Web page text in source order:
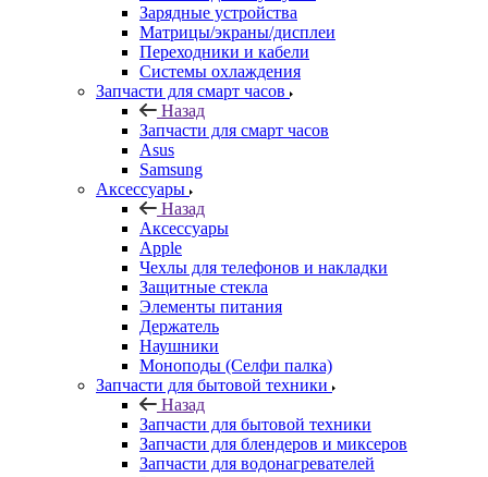
Зарядные устройства
Матрицы/экраны/дисплеи
Переходники и кабели
Системы охлаждения
Запчасти для смарт часов
Назад
Запчасти для смарт часов
Asus
Samsung
Аксессуары
Назад
Аксессуары
Apple
Чехлы для телефонов и накладки
Защитные стекла
Элементы питания
Держатель
Наушники
Моноподы (Селфи палка)
Запчасти для бытовой техники
Назад
Запчасти для бытовой техники
Запчасти для блендеров и миксеров
Запчасти для водонагревателей